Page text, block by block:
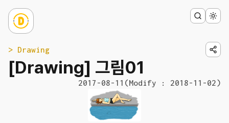
> Drawing
[Drawing] 그림01
2017-08-11 (Modify : 2018-11-02)